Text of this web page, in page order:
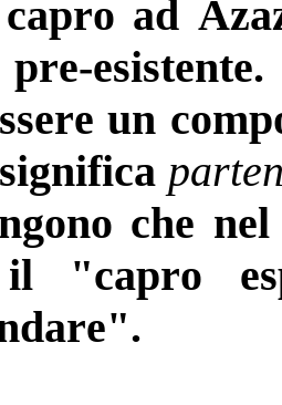
ad
pre-
un
che
"capro